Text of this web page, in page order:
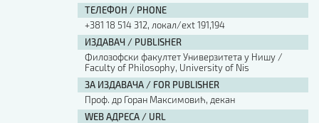
ТЕЛЕФОН / PHONE
+381 18 514 312, локал/ext 191,194
ИЗДАВАЧ / PUBLISHER
Филозофски факултет Универзитета у Нишу /
Faculty of Philosophy, University of Nis
ЗА ИЗДАВАЧА / FOR PUBLISHER
Проф. др Горан Максимовић, декан
WEB АДРЕСА / URL